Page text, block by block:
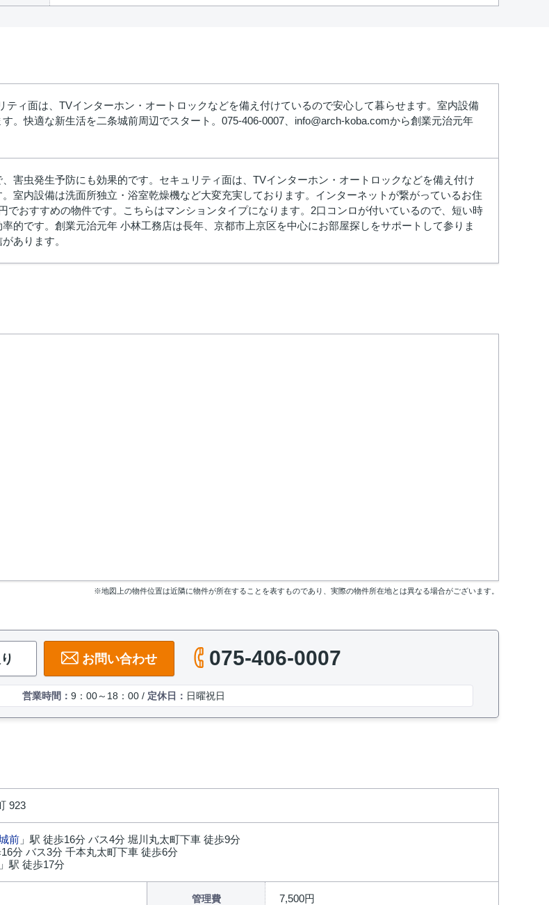
ィ面は、TVインターホン・オートロックなどを備え付けているので安心して暮らせます。室内設備
。快適な新生活を二条城前周辺でスタート。075-406-0007、info@arch-koba.comから創業元治元年
害虫発生予防にも効果的です。セキュリティ面は、TVインターホン・オートロックなどを備え付け
室内設備は洗面所独立・浴室乾燥機など大変充実しております。インターネットが繋がっているお住
でおすすめの物件です。こちらはマンションタイプになります。2口コンロが付いているので、短い時
的です。創業元治元年 小林工務店は長年、京都市上京区を中心にお部屋探しをサポートして参りま
あります。
※地図上の物件位置は近隣に物件が所在することを表すものであり、実際の物件所在地とは異なる場合がございます。
お問い合わせ 075-406-0007
営業時間： 9：00～18：00 / 定休日： 日曜祝日
923
前 」駅 徒歩16分 バス4分 堀川丸太町下車 徒歩9分
16分 バス3分 千本丸太町下車 徒歩6分
」駅 徒歩17分
管理費 7,500円